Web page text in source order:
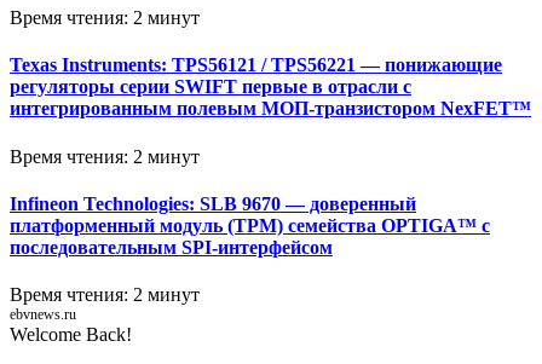
Время чтения: 2 минут
Texas Instruments: TPS56121 / TPS56221 — понижающие
регуляторы серии SWIFT первые в отрасли с
интегрированным полевым МОП-транзистором NexFET™
Время чтения: 2 минут
Infineon Technologies: SLB 9670 — доверенный
платформенный модуль (TPM) семейства OPTIGA™ с
последовательным SPI-интерфейсом
Время чтения: 2 минут
ebvnews.ru
Welcome Back!